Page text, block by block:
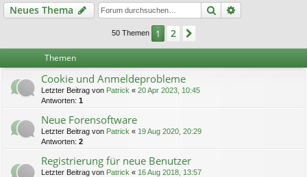
ugNeues Thema Suche
50 Themen 1 2
Themen
Cookie und Anmeldeprobleme
Letzter Beitrag von Patrick « 20 Apr 2023, 10:45
Antworten: 1
Neue Forensoftware
Letzter Beitrag von Patrick « 19 Aug 2020, 20:29
Antworten: 2
Registrierung für neue Benutzer
Letzter Beitrag von Patrick « 16 Aug 2018, 13:57